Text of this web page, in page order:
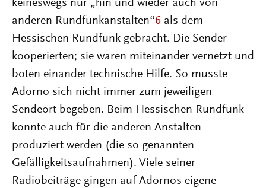
keineswegs nur „hin und wieder auch von
anderen Rundfunkanstalten“6 als dem
Hessischen Rundfunk gebracht. Die Sender
kooperierten; sie waren miteinander vernetzt und
boten einander technische Hilfe. So musste
Adorno sich nicht immer zum jeweiligen
Sendeort begeben. Beim Hessischen Rundfunk
konnte auch für die anderen Anstalten
produziert werden (die so genannten
Gefälligkeitsaufnahmen). Viele seiner
Radiobeiträge gingen auf Adornos eigene